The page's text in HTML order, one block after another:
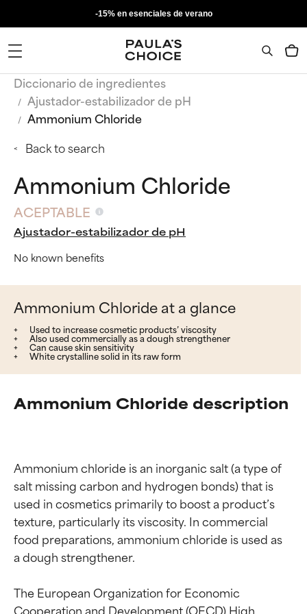
-15% en esenciales de verano
Diccionario de ingredientes
Ajustador-estabilizador de pH
Ammonium Chloride
Back to search
Ammonium Chloride
ACEPTABLE
Ajustador-estabilizador de pH
No known benefits
Ammonium Chloride at a glance
Used to increase cosmetic products’ viscosity
Also used commercially as a dough strengthener
Can cause skin sensitivity
White crystalline solid in its raw form
Ammonium Chloride description
Ammonium chloride is an inorganic salt (a type of
salt missing carbon and hydrogen bonds) that is
used in cosmetics primarily to boost a product’s
texture, particularly its viscosity. In commercial
food preparations, ammonium chloride is used as
a dough strengthener.
The European Organization for Economic
Cooperation and Development (OECD) High